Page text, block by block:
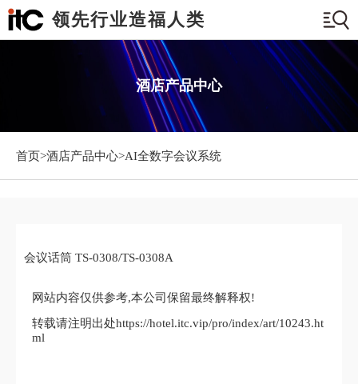
领先行业造福人类
酒店产品中心
首页>酒店产品中心>AI全数字会议系统
会议话筒 TS-0308/TS-0308A
网站内容仅供参考,本公司保留最终解释权!
转载请注明出处https://hotel.itc.vip/pro/index/art/10243.ht
ml